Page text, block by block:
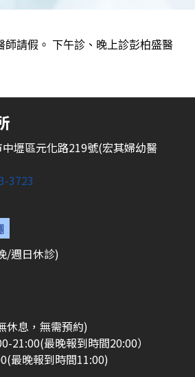
師請假。 下午診、晚上診彭柏盛醫
壢區元化路219號(宏其婦幼醫
3723
/週日休診)
休息，無需預約)
21:00(最晚報到時間20:00）
最晚報到時間11:00)